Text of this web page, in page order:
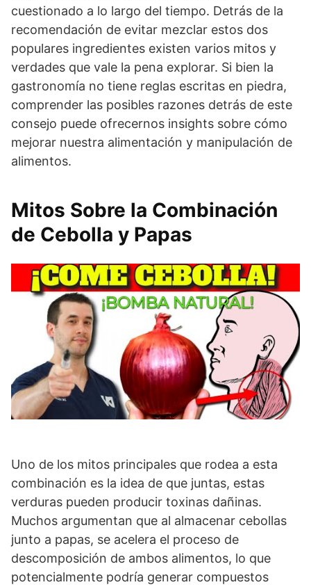
cuestionado a lo largo del tiempo. Detrás de la
recomendación de evitar mezclar estos dos
populares ingredientes existen varios mitos y
verdades que vale la pena explorar. Si bien la
gastronomía no tiene reglas escritas en piedra,
comprender las posibles razones detrás de este
consejo puede ofrecernos insights sobre cómo
mejorar nuestra alimentación y manipulación de
alimentos.
Mitos Sobre la Combinación
de Cebolla y Papas
Uno de los mitos principales que rodea a esta
combinación es la idea de que juntas, estas
verduras pueden producir toxinas dañinas.
Muchos argumentan que al almacenar cebollas
junto a papas, se acelera el proceso de
descomposición de ambos alimentos, lo que
potencialmente podría generar compuestos